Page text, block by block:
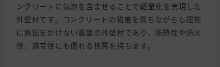
ンクリートに気泡を含ませることで軽量化を実現した
外壁材です。コンクリートの強度を保ちながらも建物
に負担をかけない重量の外壁材であり、断熱性や防火
性、遮音性にも優れる性質を持ちます。